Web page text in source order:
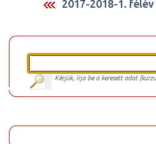
2017-2018-1. félév
Kérjük, írja be a keresett adat